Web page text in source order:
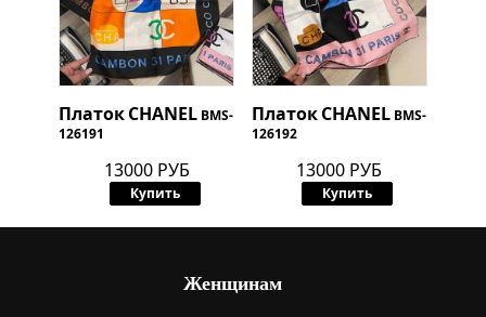
ПлатокCHANEL BMS-
126191
13000 РУБ
Купить
Платок CHANEL BMS-
126192
13000 РУБ
Купить
Женщинам